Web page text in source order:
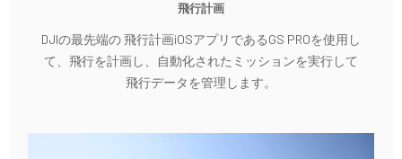
飛行計画
DJIの最先端の 飛行計画iOSアプリであるGS PROを使用し
て、飛行を計画し、自動化されたミッションを実行して
飛行データを管理します。